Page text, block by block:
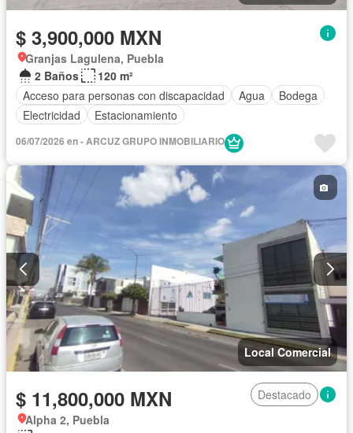
$ 3,900,000 MXN
Granjas Lagulena, Puebla
2 Baños
120 m²
Acceso para personas con discapacidad
Agua
Bodega
Electricidad
Estacionamiento
06/07/2026 en - ARCUZ GRUPO INMOBILIARIO
Local Comercial
$ 11,800,000 MXN
Destacado
Alpha 2, Puebla